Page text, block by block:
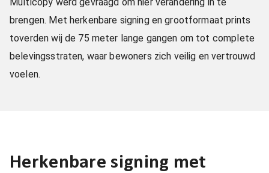
brengen. Met herkenbare signing en grootformaat prints
toverden wij de 75 meter lange gangen om tot complete
belevingsstraten, waar bewoners zich veilig en vertrouwd
voelen.
Herkenbare signing met